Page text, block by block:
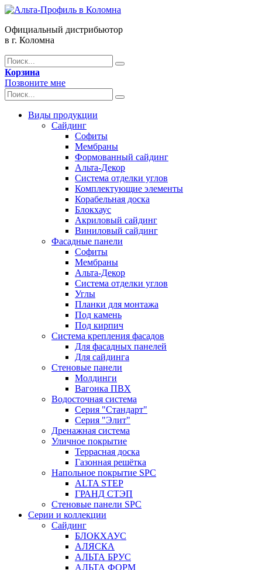
Официальный дистрибьютор
в г. Коломна
Корзина
Позвоните мне
Виды продукции
Сайдинг
Софиты
Мембраны
Формованный сайдинг
Альта-Декор
Система отделки углов
Комплектующие элементы
Корабельная доска
Блокхаус
Акриловый сайдинг
Виниловый сайдинг
Фасадные панели
Софиты
Мембраны
Альта-Декор
Система отделки углов
Углы
Планки для монтажа
Под камень
Под кирпич
Система крепления фасадов
Для фасадных панелей
Для сайдинга
Стеновые панели
Молдинги
Вагонка ПВХ
Водосточная система
Серия "Стандарт"
Серия "Элит"
Дренажная система
Уличное покрытие
Террасная доска
Газонная решётка
Напольное покрытие SPC
ALTA STEP
ГРАНД СТЭП
Стеновые панели SPC
Серии и коллекции
Сайдинг
БЛОКХАУС
АЛЯСКА
АЛЬТА БРУС
АЛЬТА ФОРМ